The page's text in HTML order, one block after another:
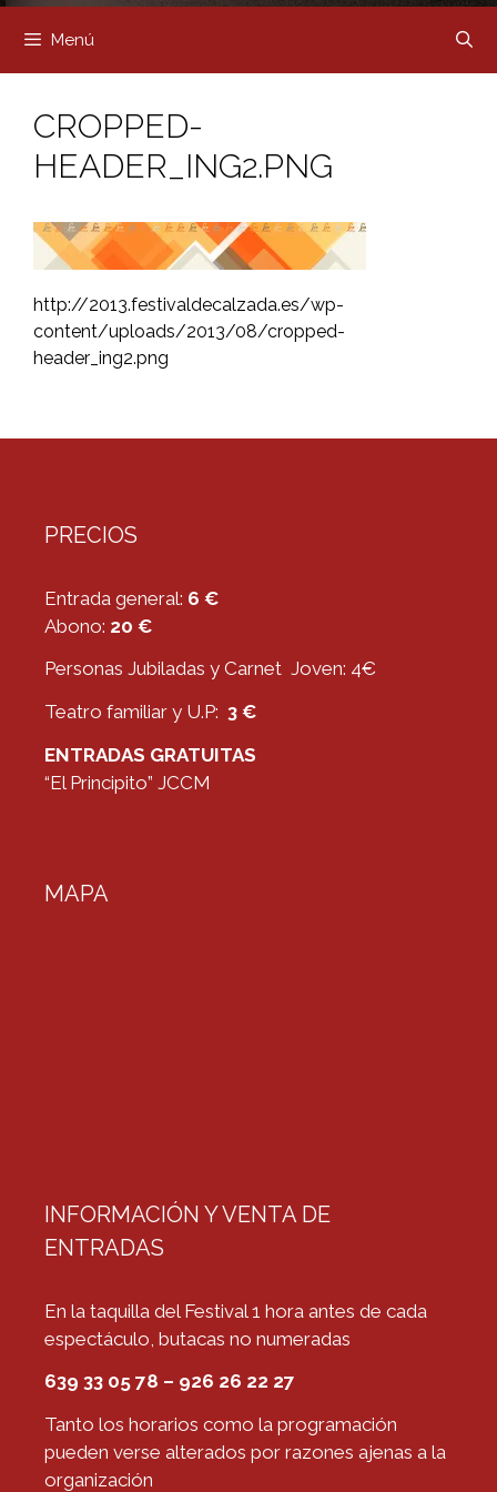
Menú
CROPPED-
HEADER_ING2.PNG
http://2013.festivaldecalzada.es/wp-
content/uploads/2013/08/cropped-
header_ing2.png
PRECIOS
Entrada general: 6 €
Abono: 20 €
Personas Jubiladas y Carnet Joven: 4€
Teatro familiar y U.P: 3 €
ENTRADAS GRATUITAS
“El Principito” JCCM
MAPA
INFORMACIÓN Y VENTA DE
ENTRADAS
En la taquilla del Festival 1 hora antes de cada
espectáculo, butacas no numeradas
639 33 05 78 – 926 26 22 27
Tanto los horarios como la programación
pueden verse alterados por razones ajenas a la
organización